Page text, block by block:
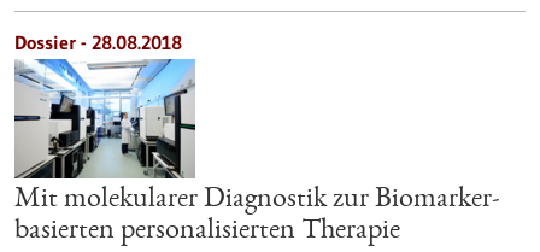
Dossier - 28.08.2018
Mit molekularer Diagnostik zur Biomarker-
basierten personalisierten Therapie